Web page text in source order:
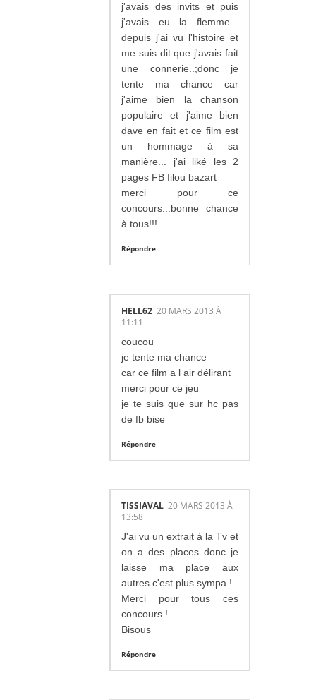
j'avais des invits et puis
j'avais eu la flemme...
depuis j'ai vu l'histoire et
me suis dit que j'avais fait
une connerie..;donc je
tente ma chance car
j'aime bien la chanson
populaire et j'aime bien
dave en fait et ce film est
un hommage à sa
manière... j'ai liké les 2
pages FB filou bazart
merci pour ce
concours...bonne chance
à tous!!!
Répondre
HELL62 20 MARS 2013 À
11:11
coucou
je tente ma chance
car ce film a l air délirant
merci pour ce jeu
je te suis que sur hc pas
de fb bise
Répondre
TISSIAVAL 20 MARS 2013 À
13:58
J'ai vu un extrait à la Tv et
on a des places donc je
laisse ma place aux
autres c'est plus sympa !
Merci pour tous ces
concours !
Bisous
Répondre